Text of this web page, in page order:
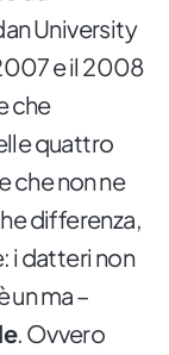
University
e il 2008
che
quattro
che non ne
differenza,
i datteri non
un ma –
. Ovvero